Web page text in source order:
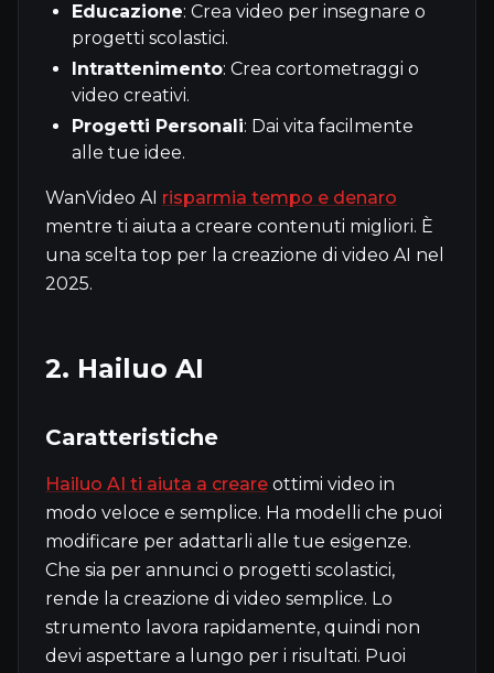
Educazione: Crea video per insegnare o
progetti scolastici.
Intrattenimento: Crea cortometraggi o
video creativi.
Progetti Personali: Dai vita facilmente
alle tue idee.
WanVideo AI risparmia tempo e denaro
mentre ti aiuta a creare contenuti migliori. È
una scelta top per la creazione di video AI nel
2025.
2. Hailuo AI
Caratteristiche
Hailuo AI ti aiuta a creare ottimi video in
modo veloce e semplice. Ha modelli che puoi
modificare per adattarli alle tue esigenze.
Che sia per annunci o progetti scolastici,
rende la creazione di video semplice. Lo
strumento lavora rapidamente, quindi non
devi aspettare a lungo per i risultati. Puoi